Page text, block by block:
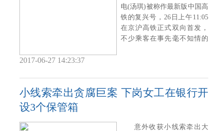
电(汤琪)被称作最新版中国高
铁的复兴号，26日上午11:05
在京沪高铁正式双向首发，
不少乘客在事先毫不知情的
2017-06-27 14:23:37
小线索牵出贪腐巨案 下岗女工在银行开
设3个保管箱
意外收获小线索牵出大